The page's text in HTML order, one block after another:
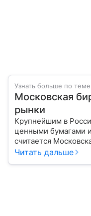
Узнать больше по теме
Московская
рынки
Крупнейшим в
ценными бумагами
считается
как новичкам
Читать дальше